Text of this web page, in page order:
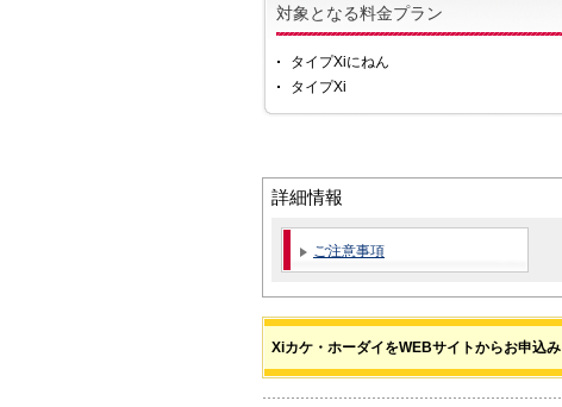
対象となる料金プラン
タイプXiにねん
タイプXi
詳細情報
ご注意事項
Xiカケ・ホーダイをWEBサイトからお申込み